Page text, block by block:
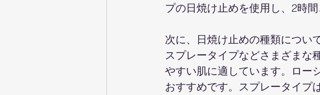
プの日焼け止めを使用し、2時
次に、日焼け止めの種類につい
スプレータイプなどさまざまな
やすい肌に適しています。ロー
おすすめです。スプレータイプ